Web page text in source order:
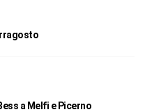
a Melfi e Picerno